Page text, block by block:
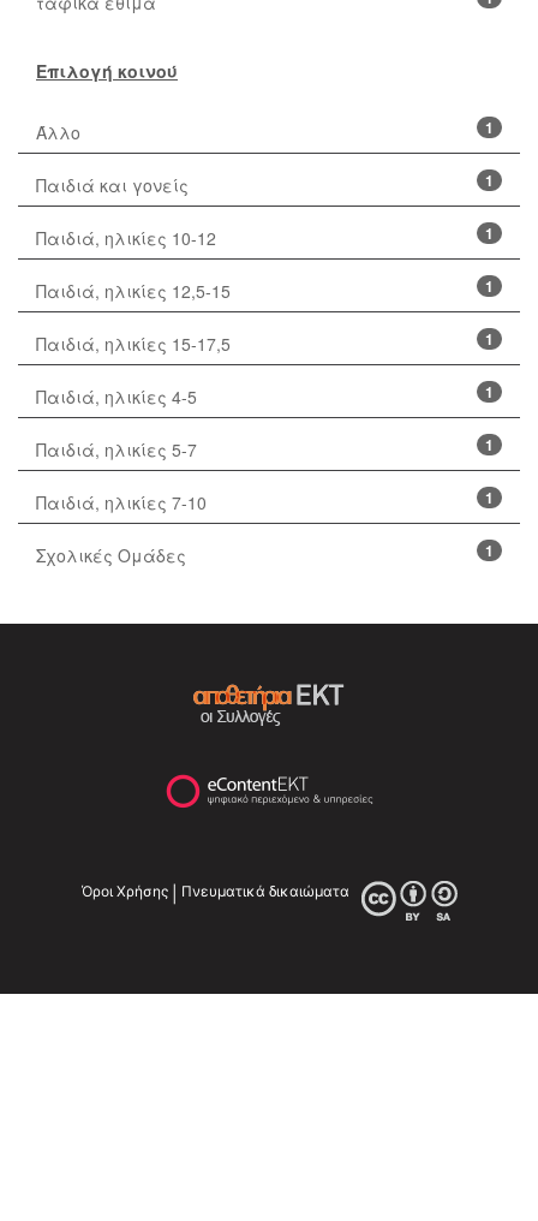
Επιλογή κοινού
1
Άλλο
1
Παιδιά και γονείς
1
Παιδιά, ηλικίες 10-12
1
Παιδιά, ηλικίες 12,5-15
1
Παιδιά, ηλικίες 15-17,5
1
Παιδιά, ηλικίες 4-5
1
Παιδιά, ηλικίες 5-7
1
Παιδιά, ηλικίες 7-10
1
Σχολικές Ομάδες